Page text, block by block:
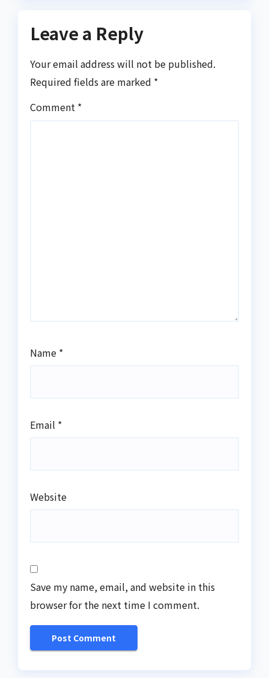
Leave a Reply
Your email address will not be published.
Required fields are marked *
Comment *
Name *
Email *
Website
Save my name, email, and website in this
browser for the next time I comment.